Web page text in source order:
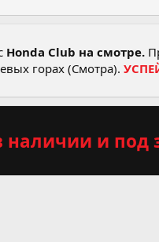
Honda Club на смотре.
горах (Смотра).
и под